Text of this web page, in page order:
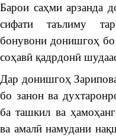
Барои саҳми арзанда
сифати таълиму
бонувони донишгоҳ
соҳавӣ қадрдонӣ
Дар донишгоҳ
бо занон ва
ба ташкил ва
ва амалӣ намудани